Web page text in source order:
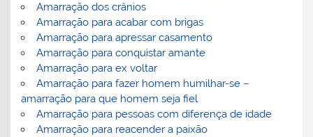
Amarração dos crânios
Amarração para acabar com brigas
Amarração para apressar casamento
Amarração para conquistar amante
Amarração para ex voltar
Amarração para fazer homem humilhar-se –
amarração para que homem seja fiel
Amarração para pessoas com diferença de idade
Amarração para reacender a paixão